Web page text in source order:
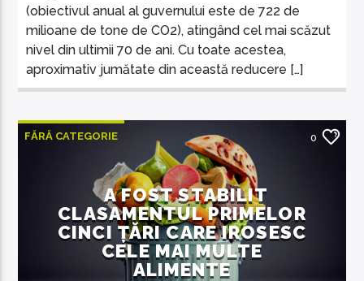
(obiectivul anual al guvernului este de 722 de
milioane de tone de CO2), atingând cel mai scăzut
nivel din ultimii 70 de ani. Cu toate acestea,
aproximativ jumătate din această reducere […]
FĂRĂ CATEGORIE 0
A FOST STABILIT
CLASAMENTUL PRIMELOR
CINCI ȚĂRI CARE IROSESC
CELE MAI MULTE
ALIMENTE